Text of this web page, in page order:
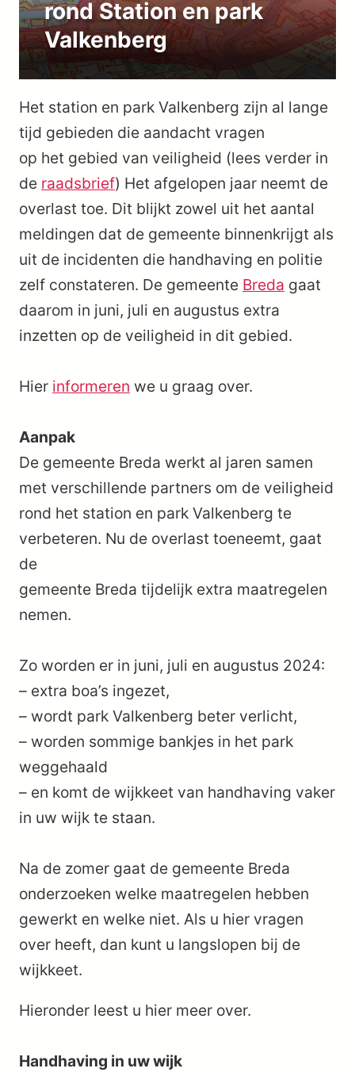
rond Station en park
Valkenberg
Het station en park Valkenberg zijn al lange
tijd gebieden die aandacht vragen
op het gebied van veiligheid (lees verder in
de raadsbrief) Het afgelopen jaar neemt de
overlast toe. Dit blijkt zowel uit het aantal
meldingen dat de gemeente binnenkrijgt als
uit de incidenten die handhaving en politie
zelf constateren. De gemeente Breda gaat
daarom in juni, juli en augustus extra
inzetten op de veiligheid in dit gebied.
Hier informeren we u graag over.
Aanpak
De gemeente Breda werkt al jaren samen
met verschillende partners om de veiligheid
rond het station en park Valkenberg te
verbeteren. Nu de overlast toeneemt, gaat
de
gemeente Breda tijdelijk extra maatregelen
nemen.
Zo worden er in juni, juli en augustus 2024:
– extra boa’s ingezet,
– wordt park Valkenberg beter verlicht,
– worden sommige bankjes in het park
weggehaald
– en komt de wijkkeet van handhaving vaker
in uw wijk te staan.
Na de zomer gaat de gemeente Breda
onderzoeken welke maatregelen hebben
gewerkt en welke niet. Als u hier vragen
over heeft, dan kunt u langslopen bij de
wijkkeet.
Hieronder leest u hier meer over.
Handhaving in uw wijk